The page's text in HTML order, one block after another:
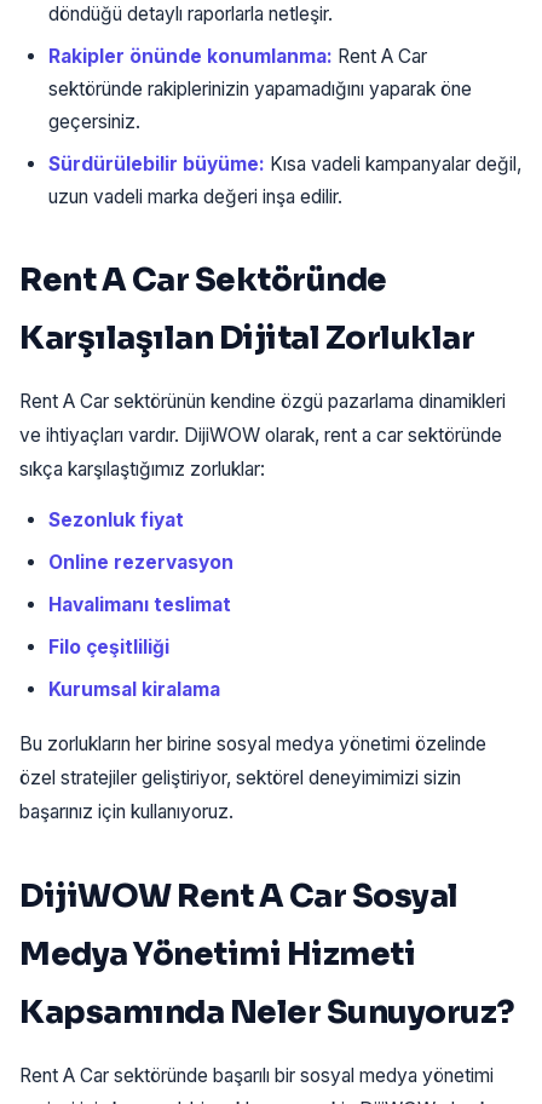
döndüğü detaylı raporlarla netleşir.
Rakipler önünde konumlanma: Rent A Car
sektöründe rakiplerinizin yapamadığını yaparak öne
geçersiniz.
Sürdürülebilir büyüme: Kısa vadeli kampanyalar değil,
uzun vadeli marka değeri inşa edilir.
Rent A Car Sektöründe
Karşılaşılan Dijital Zorluklar
Rent A Car sektörünün kendine özgü pazarlama dinamikleri
ve ihtiyaçları vardır. DijiWOW olarak, rent a car sektöründe
sıkça karşılaştığımız zorluklar:
Sezonluk fiyat
Online rezervasyon
Havalimanı teslimat
Filo çeşitliliği
Kurumsal kiralama
Bu zorlukların her birine sosyal medya yönetimi özelinde
özel stratejiler geliştiriyor, sektörel deneyimimizi sizin
başarınız için kullanıyoruz.
DijiWOW Rent A Car Sosyal
Medya Yönetimi Hizmeti
Kapsamında Neler Sunuyoruz?
Rent A Car sektöründe başarılı bir sosyal medya yönetimi